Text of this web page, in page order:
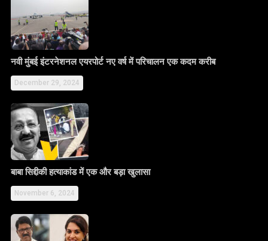
नवी मुंबई इंटरनेशनल एयरपोर्ट नए वर्ष में परिचालन एक कदम करीब
December 29, 2024
बाबा सिद्दीकी हत्याकांड में एक और बड़ा खुलासा
November 6, 2024